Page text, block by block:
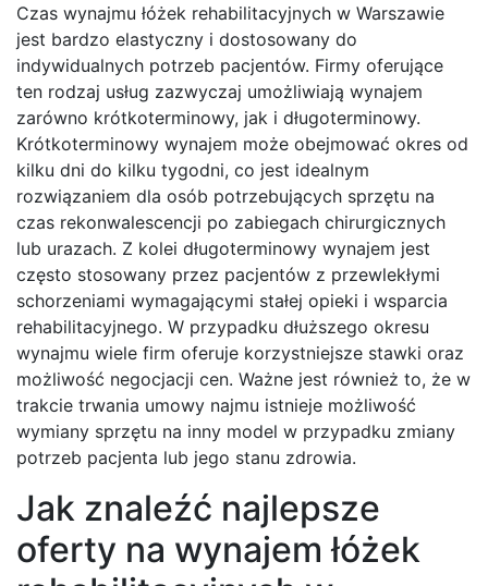
Czas wynajmu łóżek rehabilitacyjnych w Warszawie
jest bardzo elastyczny i dostosowany do
indywidualnych potrzeb pacjentów. Firmy oferujące
ten rodzaj usług zazwyczaj umożliwiają wynajem
zarówno krótkoterminowy, jak i długoterminowy.
Krótkoterminowy wynajem może obejmować okres od
kilku dni do kilku tygodni, co jest idealnym
rozwiązaniem dla osób potrzebujących sprzętu na
czas rekonwalescencji po zabiegach chirurgicznych
lub urazach. Z kolei długoterminowy wynajem jest
często stosowany przez pacjentów z przewlekłymi
schorzeniami wymagającymi stałej opieki i wsparcia
rehabilitacyjnego. W przypadku dłuższego okresu
wynajmu wiele firm oferuje korzystniejsze stawki oraz
możliwość negocjacji cen. Ważne jest również to, że w
trakcie trwania umowy najmu istnieje możliwość
wymiany sprzętu na inny model w przypadku zmiany
potrzeb pacjenta lub jego stanu zdrowia.
Jak znaleźć najlepsze
oferty na wynajem łóżek